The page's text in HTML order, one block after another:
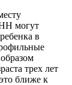
могут
в
трех лет
ближе к